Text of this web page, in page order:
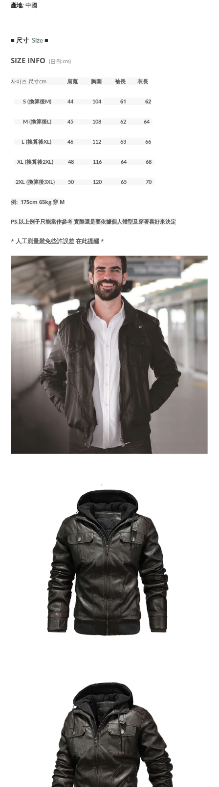
產地: 中國
■ 尺寸 Size ■
SIZE INFO (단위:cm)
사이즈 尺寸cm 肩寬 胸圍 袖長 衣長
S (換算後M) 44 104 61 62
M (換算後L) 45 108 62 64
L (換算後XL) 46 112 63 66
XL (換算後2XL) 48 116 64 68
2XL (換算後3XL) 50 120 65 70
例: 175cm 65kg 穿 M
PS.以上例子只能當作參考 實際還是要依據個人體型及穿著喜好來決定
* 人工測量難免些許誤差 在此提醒 *